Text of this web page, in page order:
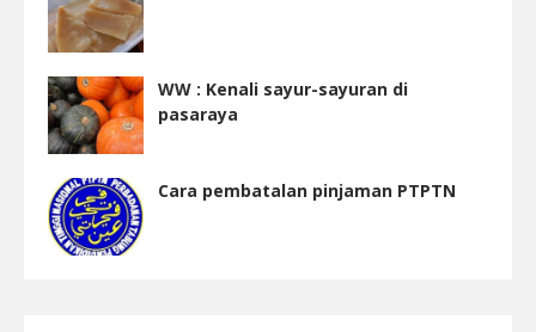
WW : Kenali sayur-sayuran di
pasaraya
Cara pembatalan pinjaman PTPTN